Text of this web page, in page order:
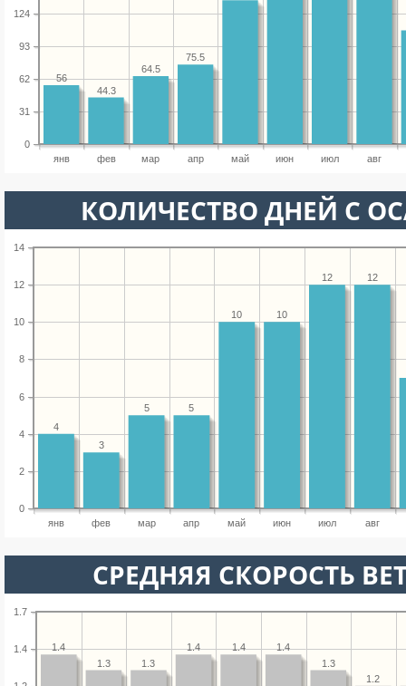
янв фев мар апр май июн июл авг
0
31
62
93
124
75.5
64.5
44.3
56
КОЛИЧЕСТВО ДНЕЙ С
янв фев мар апр май июн июл авг
0
2
4
6
8
10
12
14
12
12
10
10
5
5
3
4
СРЕДНЯЯ СКОРОСТЬ
1.4
1.7
1.2
1.3
1.4
1.4
1.4
1.3
1.3
1.4